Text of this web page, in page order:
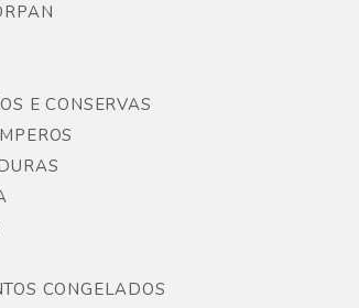
E CONSERVAS
CONGELADOS